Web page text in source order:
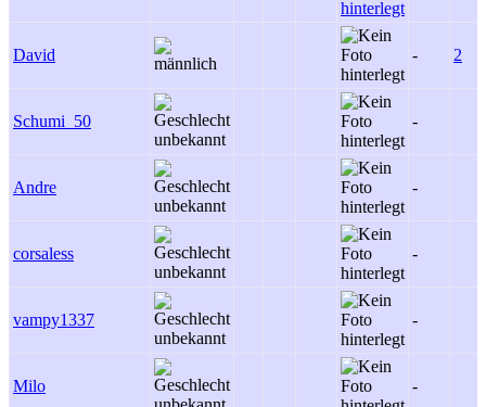
David - 2
Schumi_50 -
Andre -
corsaless -
vampy1337 -
Milo -